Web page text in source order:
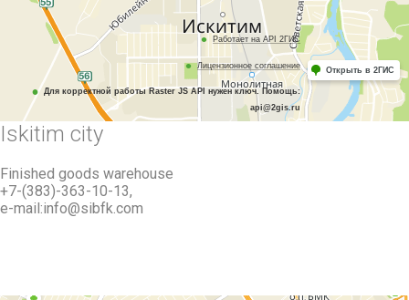
Работает на API 2ГИС
Лицензионное соглашение
Для корректной работы Raster JS API нужен ключ. Помощь:
api@2gis.ru
Открыть в 2ГИС
Iskitim city
Finished goods warehouse
+7-(383)-363-10-13,
e-mail:info@sibfk.com